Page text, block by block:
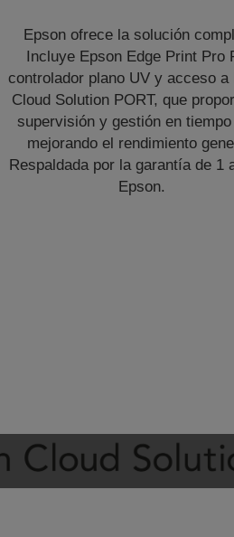
Epson ofrece la solución
Incluye Epson Edge Print Pro
controlador plano UV y acceso a
Cloud Solution PORT, que
supervisión y gestión en tiempo
mejorando el rendimiento
Respaldada por la garantía de 1
Epson.